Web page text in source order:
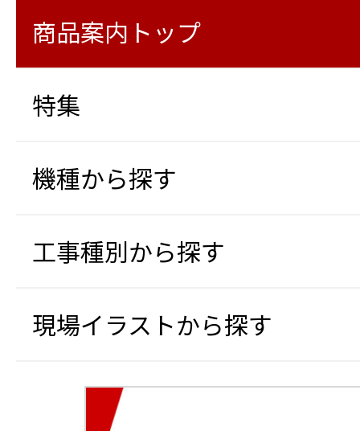
商品案内トップ
特集
機種から探す
工事種別から探す
現場イラストから探す